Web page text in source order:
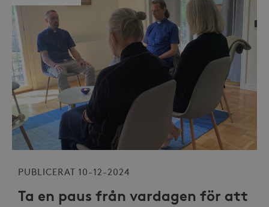
PUBLICERAT 10-12-2024
Ta en paus från vardagen för att